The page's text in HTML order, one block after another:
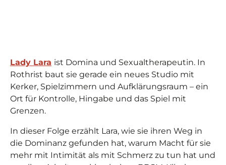
Lady Lara ist Domina und Sexualtherapeutin. In
Rothrist baut sie gerade ein neues Studio mit
Kerker, Spielzimmern und Aufklärungsraum – ein
Ort für Kontrolle, Hingabe und das Spiel mit
Grenzen.
In dieser Folge erzählt Lara, wie sie ihren Weg in
die Dominanz gefunden hat, warum Macht für sie
mehr mit Intimität als mit Schmerz zu tun hat und